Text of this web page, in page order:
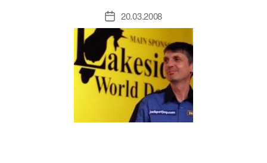
Veröffentlichungsdatum
20.03.2008